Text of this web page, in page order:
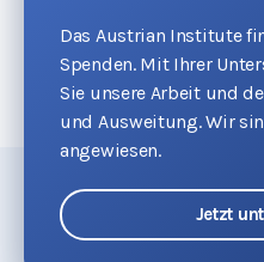
Das Austrian Institute
Spenden. Mit Ihrer
Sie unsere Arbeit und
und Ausweitung. Wir
angewiesen.
Jetzt